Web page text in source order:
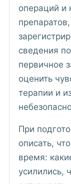
операций и
сведения
первичное
оценить
терапии и
При
описать,
время:
усилились,